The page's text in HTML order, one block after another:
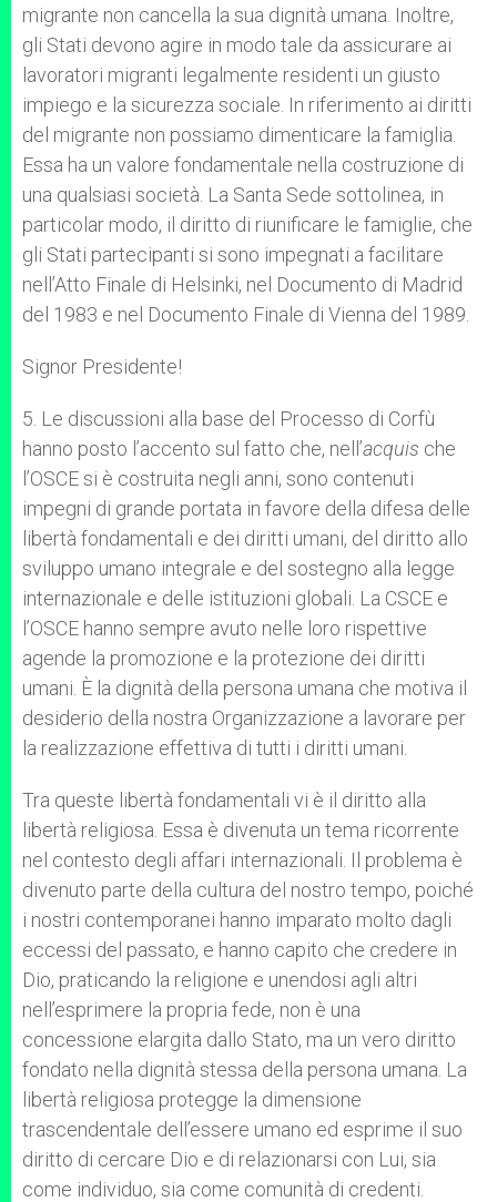
migrante non cancella la sua dignità umana. Inoltre,
gli Stati devono agire in modo tale da assicurare ai
lavoratori migranti legalmente residenti un giusto
impiego e la sicurezza sociale. In riferimento ai diritti
del migrante non possiamo dimenticare la famiglia.
Essa ha un valore fondamentale nella costruzione di
una qualsiasi società. La Santa Sede sottolinea, in
particolar modo, il diritto di riunificare le famiglie, che
gli Stati partecipanti si sono impegnati a facilitare
nell’Atto Finale di Helsinki, nel Documento di Madrid
del 1983 e nel Documento Finale di Vienna del 1989.
Signor Presidente!
5. Le discussioni alla base del Processo di Corfù
hanno posto l’accento sul fatto che, nell’acquis che
l’OSCE si è costruita negli anni, sono contenuti
impegni di grande portata in favore della difesa delle
libertà fondamentali e dei diritti umani, del diritto allo
sviluppo umano integrale e del sostegno alla legge
internazionale e delle istituzioni globali. La CSCE e
l’OSCE hanno sempre avuto nelle loro rispettive
agende la promozione e la protezione dei diritti
umani. È la dignità della persona umana che motiva il
desiderio della nostra Organizzazione a lavorare per
la realizzazione effettiva di tutti i diritti umani.
Tra queste libertà fondamentali vi è il diritto alla
libertà religiosa. Essa è divenuta un tema ricorrente
nel contesto degli affari internazionali. Il problema è
divenuto parte della cultura del nostro tempo, poiché
i nostri contemporanei hanno imparato molto dagli
eccessi del passato, e hanno capito che credere in
Dio, praticando la religione e unendosi agli altri
nell’esprimere la propria fede, non è una
concessione elargita dallo Stato, ma un vero diritto
fondato nella dignità stessa della persona umana. La
libertà religiosa protegge la dimensione
trascendentale dell’essere umano ed esprime il suo
diritto di cercare Dio e di relazionarsi con Lui, sia
come individuo, sia come comunità di credenti.